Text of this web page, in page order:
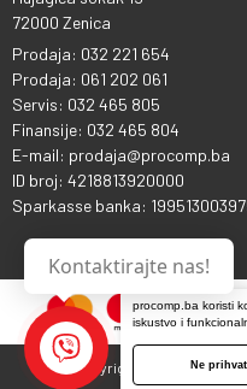
procomp.ba koristi
iskustvo i
Ne
72000 Zenica
Prodaja: 032 221 654
Prodaja: 061 202 061
Servis: 032 465 805
Finansije: 032 465 804
E-mail: prodaja@procomp.ba
ID broj: 4218813920000
Sparkasse banka:
Copyright © 2013 - 2026
Kontaktirajte nas!